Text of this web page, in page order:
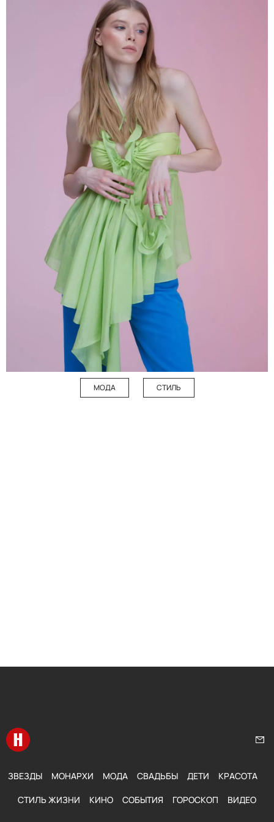
МОДА СТИЛЬ
Перейти на главную
ЗВЕЗДЫ МОНАРХИ МОДА СВАДЬБЫ ДЕТИ КРАСОТА
СТИЛЬ ЖИЗНИ КИНО СОБЫТИЯ ГОРОСКОП ВИДЕО